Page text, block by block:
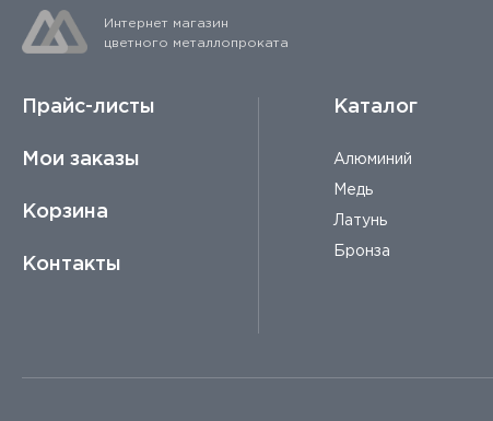
Интернет магазин
цветного металлопроката
Прайс-листы
Мои заказы
Корзина
Контакты
Каталог
Алюминий
Медь
Латунь
Бронза